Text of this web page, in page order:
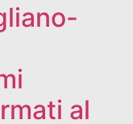
al